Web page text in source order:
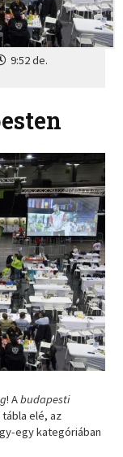
9:52 de.
! Abudapesti
elé, az
egy kategóriában